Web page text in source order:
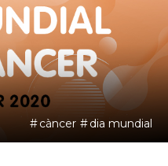
càncer dia mundial